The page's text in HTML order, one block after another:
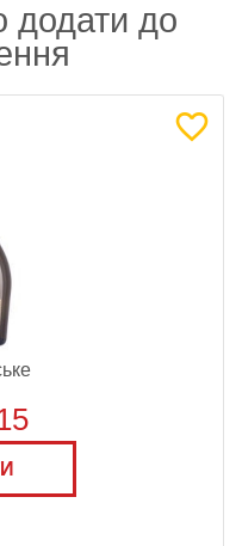
додати до